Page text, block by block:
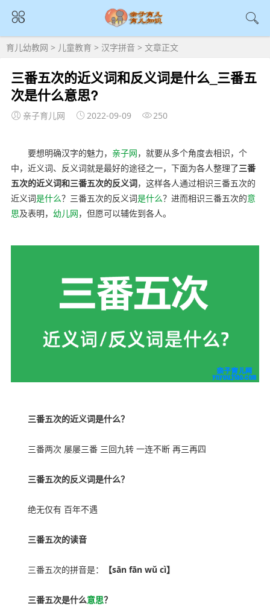
育儿幼教网 > 儿童教育 > 汉字拼音 > 文章正文
三番五次的近义词和反义词是什么_三番五
次是什么意思?
亲子育儿网 2022-09-09 250
要想明确汉字的魅力， 亲子网，就要从多个角度去相识，个
中，近义词、反义词就是最好的途径之一，下面为各人整理了三番
五次的近义词和三番五次的反义词，这样各人通过相识三番五次的
近义词是什么？三番五次的反义词是什么？进而相识三番五次的意
思及表明， 幼儿网，但愿可以辅佐到各人。
三番五次的近义词是什么？
三番两次 屡屡三番 三回九转 一连不断 再三再四
三番五次的反义词是什么？
绝无仅有 百年不遇
三番五次的读音
三番五次的拼音是： 【sān fān wǔ cì】
三番五次是什么意思？